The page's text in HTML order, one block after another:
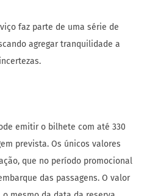
faz parte de uma série de
agregar tranquilidade a
emitir o bilhete com até 330
prevista. Os únicos valores
que no período promocional
das passagens. O valor